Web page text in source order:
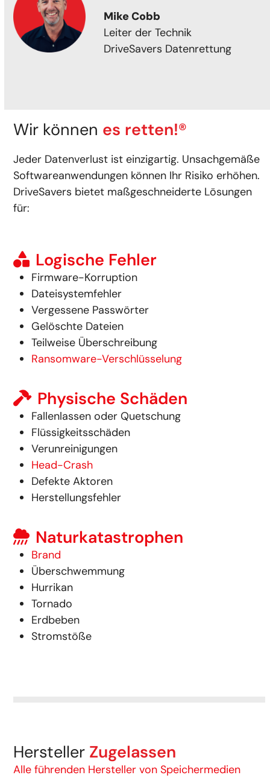
Mike Cobb
Leiter der Technik
DriveSavers Datenrettung
Wir können es retten!®
Jeder Datenverlust ist einzigartig. Unsachgemäße
Softwareanwendungen können Ihr Risiko erhöhen.
DriveSavers bietet maßgeschneiderte Lösungen
für:
Logische Fehler
Firmware-Korruption
Dateisystemfehler
Vergessene Passwörter
Gelöschte Dateien
Teilweise Überschreibung
Ransomware-Verschlüsselung
Physische Schäden
Fallenlassen oder Quetschung
Flüssigkeitsschäden
Verunreinigungen
Head-Crash
Defekte Aktoren
Herstellungsfehler
Naturkatastrophen
Brand
Überschwemmung
Hurrikan
Tornado
Erdbeben
Stromstöße
Hersteller Zugelassen
Alle führenden Hersteller von Speichermedien